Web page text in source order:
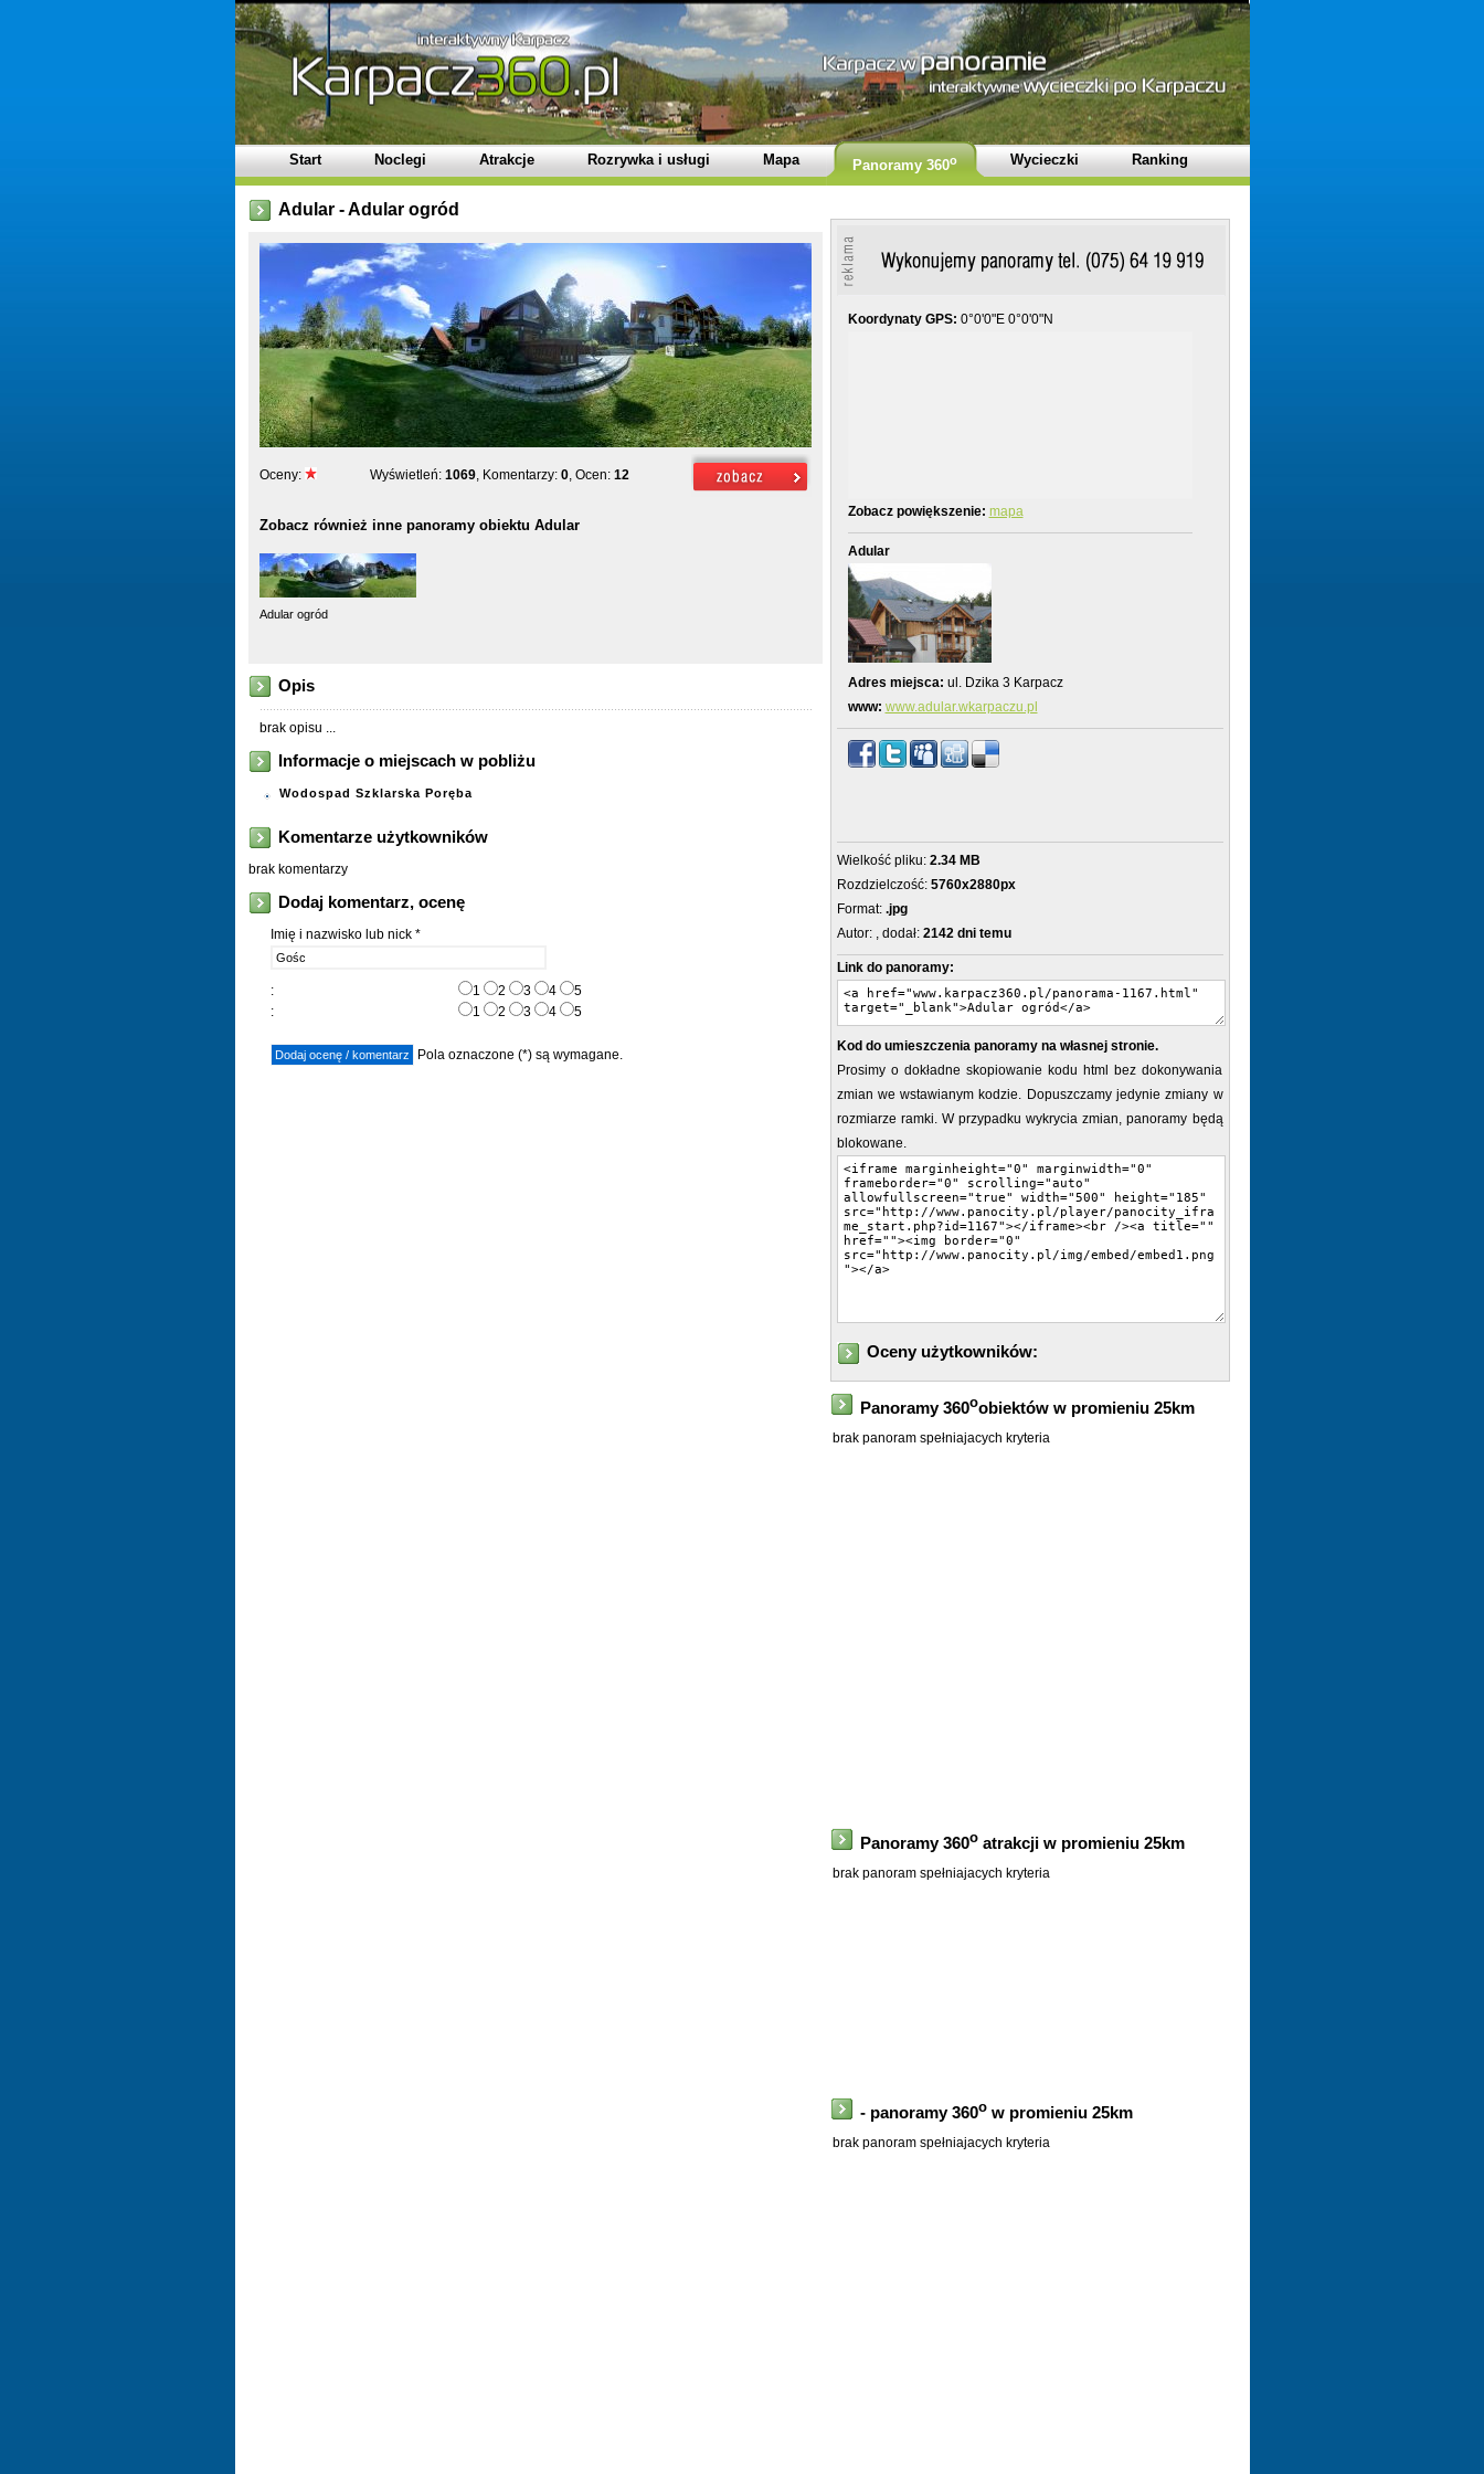
Start Noclegi Atrakcje Rozrywka i usługi Mapa Panoramy 360o Wycieczki Ranking
Adular - Adular ogród
Oceny: Wyświetleń: 1069, Komentarzy: 0, Ocen: 12
Zobacz również inne panoramy obiektu Adular
Adular ogród
Opis
brak opisu ...
Informacje o miejscach w pobliżu
Wodospad Szklarska Poręba
Komentarze użytkowników
brak komentarzy
Dodaj komentarz, ocenę
Imię i nazwisko lub nick *
: 1 2 3 4
5
:
1 2 3 4 5
Pola oznaczone (*) są wymagane.
Koordynaty GPS: 0°0'0"E 0°0'0"N
Zobacz powiększenie: mapa
Adular
Adres miejsca: ul. Dzika 3 Karpacz
www: www.adular.wkarpaczu.pl
Wielkość pliku: 2.34 MB
Rozdzielczość: 5760x2880px
Format: .jpg
Autor: , dodał: 2142 dni temu
Link do panoramy:
Kod do umieszczenia panoramy na własnej stronie.
Prosimy o dokładne skopiowanie kodu html bez dokonywania
zmian we wstawianym kodzie. Dopuszczamy jedynie zmiany w
rozmiarze ramki. W przypadku wykrycia zmian, panoramy będą
blokowane.
Oceny użytkowników:
Panoramy 360oobiektów w promieniu 25km
brak panoram spełniajacych kryteria
Panoramy 360oatrakcji w promieniu 25km
brak panoram spełniajacych kryteria
- panoramy 360ow promieniu 25km
brak panoram spełniajacych kryteria